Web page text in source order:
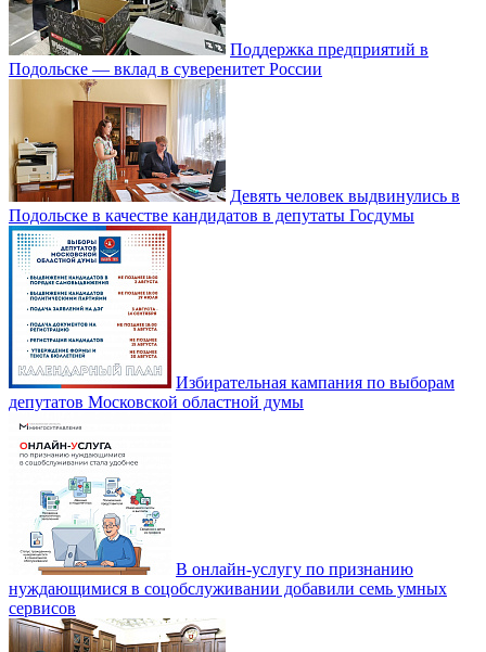
Поддержка предприятий в
Подольске — вклад в суверенитет России
Девять человек выдвинулись в
Подольске в качестве кандидатов в депутаты Госдумы
Избирательная кампания по выборам
депутатов Московской областной думы
В онлайн-услугу по признанию
нуждающимися в соцобслуживании добавили семь умных
сервисов